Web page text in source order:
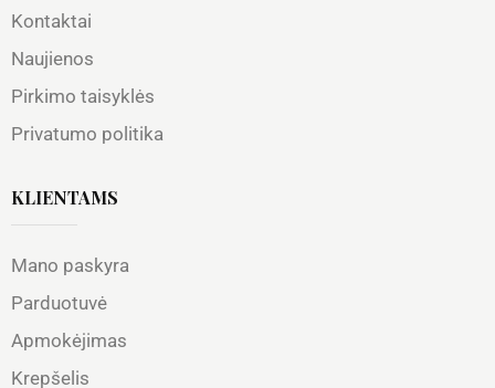
Kontaktai
Naujienos
Pirkimo taisyklės
Privatumo politika
KLIENTAMS
Mano paskyra
Parduotuvė
Apmokėjimas
Krepšelis